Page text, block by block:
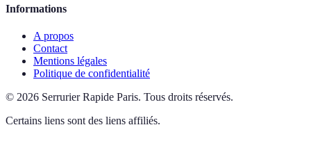
Informations
A propos
Contact
Mentions légales
Politique de confidentialité
© 2026 Serrurier Rapide Paris. Tous droits réservés.
Certains liens sont des liens affiliés.